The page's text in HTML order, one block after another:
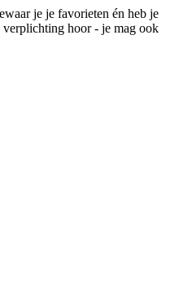
je je favorieten én heb je
hoor - je mag ook